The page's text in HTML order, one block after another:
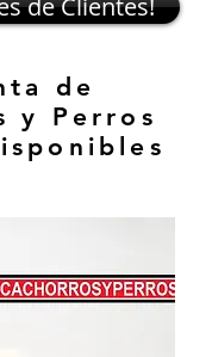
de Clientes!
de
y Perros